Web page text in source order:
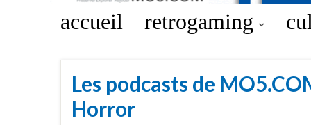
accueil retrogaming
Les podcasts de
Horror